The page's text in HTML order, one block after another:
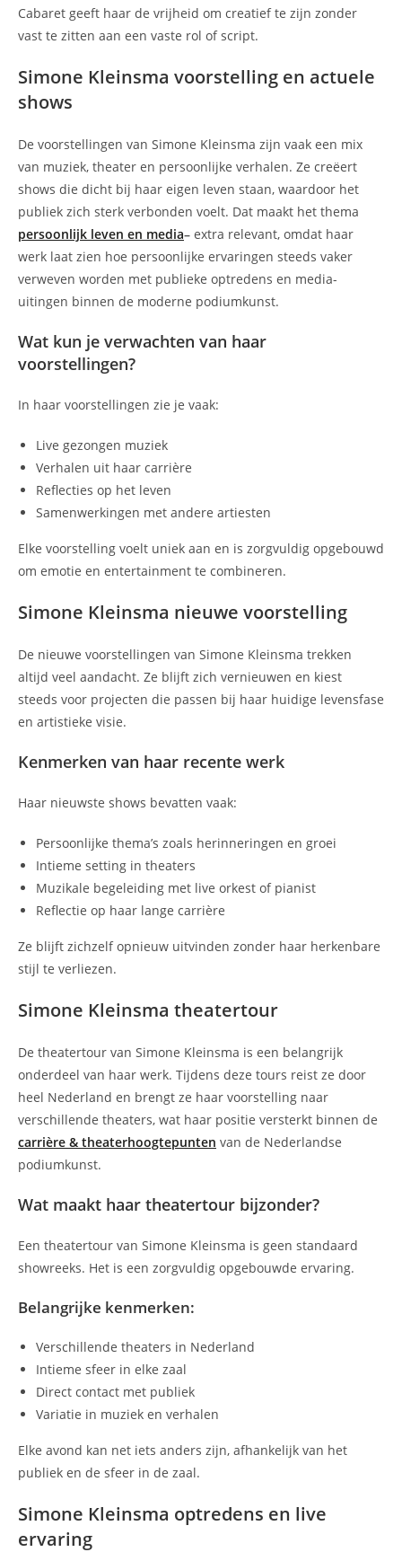
Cabaret geeft haar de vrijheid om creatief te zijn zonder
vast te zitten aan een vaste rol of script.
Simone Kleinsma voorstelling en actuele
shows
De voorstellingen van Simone Kleinsma zijn vaak een mix
van muziek, theater en persoonlijke verhalen. Ze creëert
shows die dicht bij haar eigen leven staan, waardoor het
publiek zich sterk verbonden voelt. Dat maakt het thema
persoonlijk leven en media– extra relevant, omdat haar
werk laat zien hoe persoonlijke ervaringen steeds vaker
verweven worden met publieke optredens en media-
uitingen binnen de moderne podiumkunst.
Wat kun je verwachten van haar
voorstellingen?
In haar voorstellingen zie je vaak:
Live gezongen muziek
Verhalen uit haar carrière
Reflecties op het leven
Samenwerkingen met andere artiesten
Elke voorstelling voelt uniek aan en is zorgvuldig opgebouwd
om emotie en entertainment te combineren.
Simone Kleinsma nieuwe voorstelling
De nieuwe voorstellingen van Simone Kleinsma trekken
altijd veel aandacht. Ze blijft zich vernieuwen en kiest
steeds voor projecten die passen bij haar huidige levensfase
en artistieke visie.
Kenmerken van haar recente werk
Haar nieuwste shows bevatten vaak:
Persoonlijke thema’s zoals herinneringen en groei
Intieme setting in theaters
Muzikale begeleiding met live orkest of pianist
Reflectie op haar lange carrière
Ze blijft zichzelf opnieuw uitvinden zonder haar herkenbare
stijl te verliezen.
Simone Kleinsma theatertour
De theatertour van Simone Kleinsma is een belangrijk
onderdeel van haar werk. Tijdens deze tours reist ze door
heel Nederland en brengt ze haar voorstelling naar
verschillende theaters, wat haar positie versterkt binnen de
carrière & theaterhoogtepunten van de Nederlandse
podiumkunst.
Wat maakt haar theatertour bijzonder?
Een theatertour van Simone Kleinsma is geen standaard
showreeks. Het is een zorgvuldig opgebouwde ervaring.
Belangrijke kenmerken:
Verschillende theaters in Nederland
Intieme sfeer in elke zaal
Direct contact met publiek
Variatie in muziek en verhalen
Elke avond kan net iets anders zijn, afhankelijk van het
publiek en de sfeer in de zaal.
Simone Kleinsma optredens en live
ervaring